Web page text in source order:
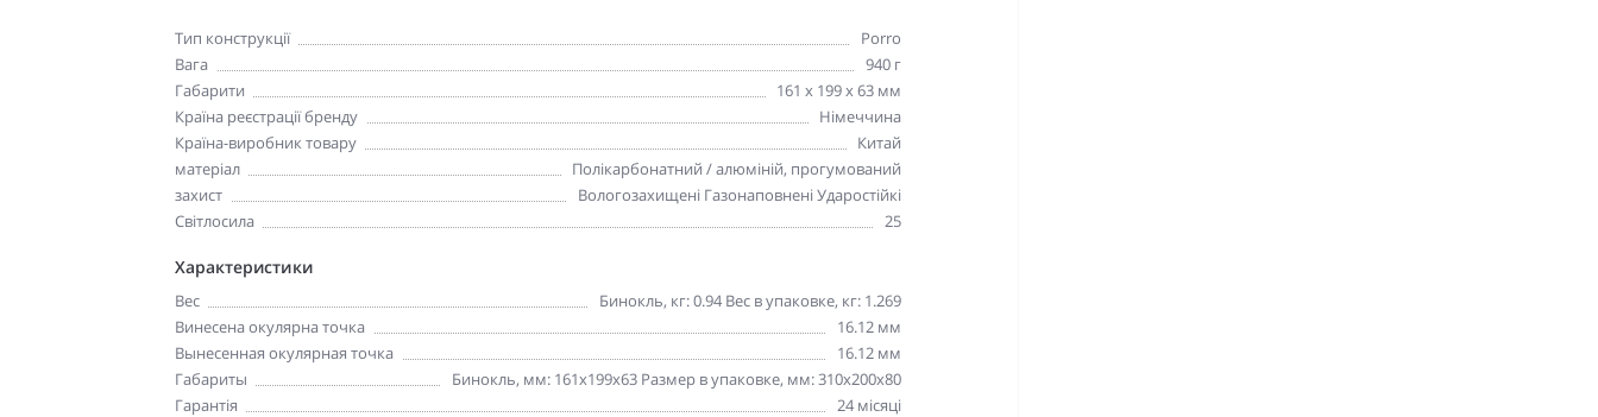
Тип конструкції
Porro
Вага
940 г
Габарити
161 x 199 x 63 мм
Країна реєстрації бренду
Німеччина
Країна-виробник товару
Китай
матеріал
Полікарбонатний / алюміній, прогумований
захист
Вологозахищені Газонаповнені Ударостійкі
Світлосила
25
Характеристики
Вес
Бинокль, кг: 0.94 Вес в упаковке, кг: 1.269
Винесена окулярна точка
16.12 мм
Вынесенная окулярная точка
16.12 мм
Габариты
Бинокль, мм: 161x199x63 Размер в упаковке, мм: 310x200x80
Гарантія
24 місяці